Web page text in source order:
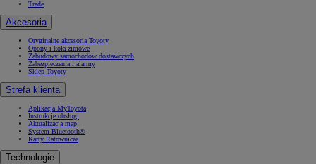
Trade
Akcesoria
Oryginalne akcesoria Toyoty
Opony i koła zimowe
Zabudowy samochodów dostawczych
Zabezpieczenia i alarmy
Sklep Toyoty
Strefa klienta
Aplikacja MyToyota
Instrukcje obsługi
Aktualizacja map
System Bluetooth®
Karty Ratownicze
Technologie